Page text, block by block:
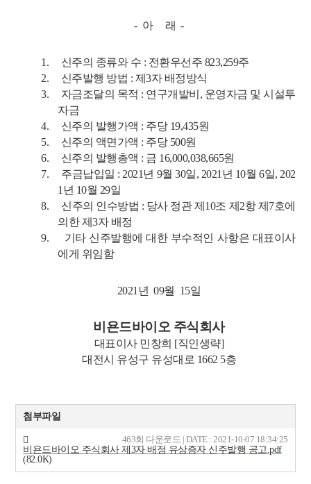
- 아 래 -
1. 신주의 종류와 수 : 전환우선주 823,259주
2.
신주발행 방법 : 제3자 배정방식
3.
자금조달의 목적 : 연구개발비 , 운영자금 및 시설투
자금
4.
신주의 발행가액 : 주당 19,435원
5.
신주의 액면가액 : 주당 500원
6.
신주의 발행총액 : 금 16,000,038,665원
7.
주금납입일 : 2021 년 9월30일, 2021 년 10월6일, 202
1 년 10월 29일
8.
신주의 인수방법 : 당사 정관 제 10조 제 2항 제 7호에
의한 제3자 배정
9.
기타 신주발행에 대한 부수적인 사항은 대표이사
에게 위임함
2021 년 09월 15일
비욘드바이오 주식회사
대표이사 민창희 [직인생략]
대전시 유성구 유성대로 1662 5층
첨부파일
비욘드바이오 주식회사 제3자 배정 유상증자 신주발행 공고.pdf
(82.0K)
463회 다운로드 | DATE : 2021-10-07 18:34:25